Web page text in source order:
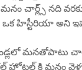
చార్ల్స్ నది
హిస్టీరియా అని
ఇండ్లలో మనతోపాటు
హోటల్ కి మనం